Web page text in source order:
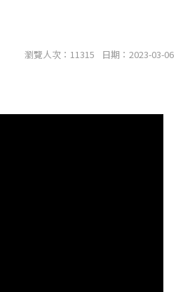
瀏覽人次：11315 日期：2023-03-06